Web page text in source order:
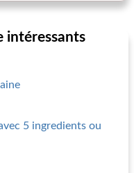
intéressants
5 ingredients ou